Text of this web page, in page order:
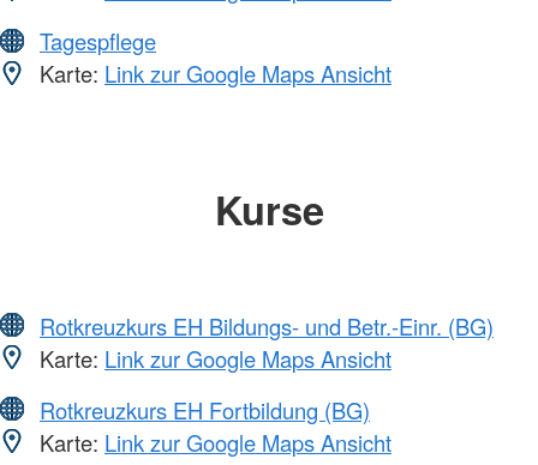
Tagespflege
Karte: Link zur Google Maps Ansicht
Kurse
Rotkreuzkurs EH Bildungs- und Betr.-Einr. (BG)
Karte: Link zur Google Maps Ansicht
Rotkreuzkurs EH Fortbildung (BG)
Karte: Link zur Google Maps Ansicht